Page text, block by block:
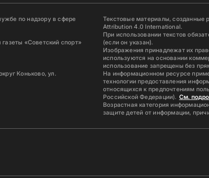
по надзору в сфере
«Советский спорт»
Коньково, ул.
Текстовые материалы, созданные
Attribution 4.0 International.
При использовании текстов
(если он указан).
Изображения принадлежат их
используются на основании
использование запрещены без
На информационном ресурсе
технологии предоставления
относящихся к предпочтениям
Российской Федерации). См.
Возрастная категория
защите детей от информации,